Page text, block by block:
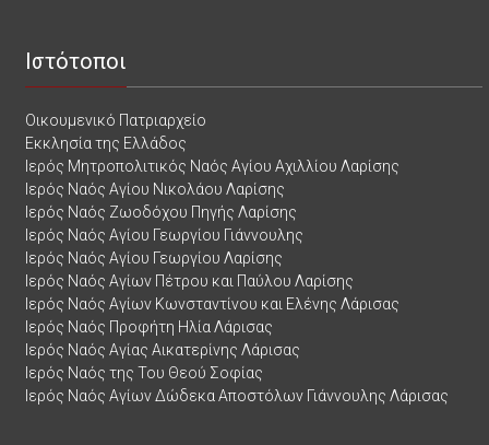
Ιστότοποι
Οικουμενικό Πατριαρχείο
Εκκλησία της Ελλάδος
Ιερός Μητροπολιτικός Ναός Αγίου Αχιλλίου Λαρίσης
Ιερός Ναός Αγίου Νικολάου Λαρίσης
Ιερός Ναός Ζωοδόχου Πηγής Λαρίσης
Ιερός Ναός Αγίου Γεωργίου Γιάννουλης
Ιερός Ναός Αγίου Γεωργίου Λαρίσης
Ιερός Ναός Αγίων Πέτρου και Παύλου Λαρίσης
Ιερός Ναός Αγίων Κωνσταντίνου και Ελένης Λάρισας
Ιερός Ναός Προφήτη Ηλία Λάρισας
Ιερός Ναός Αγίας Αικατερίνης Λάρισας
Ιερός Ναός της Του Θεού Σοφίας
Ιερός Ναός Αγίων Δώδεκα Αποστόλων Γιάννουλης Λάρισας